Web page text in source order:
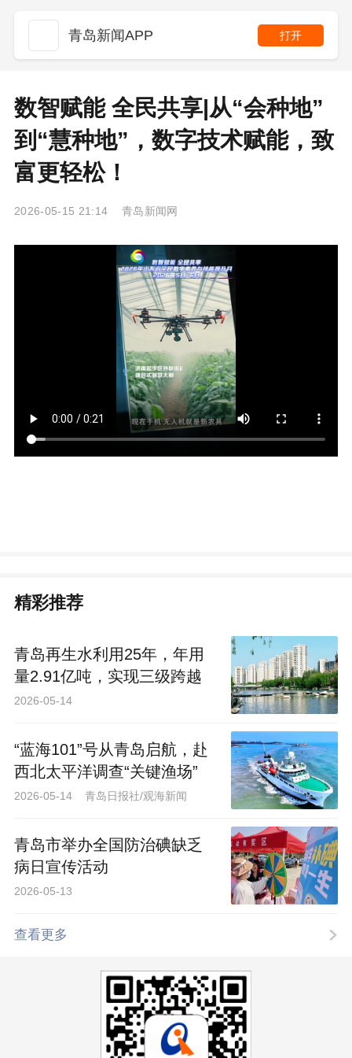
青岛新闻APP 打开
数智赋能 全民共享|从“会种地”
到“慧种地”，数字技术赋能，致
富更轻松！
2026-05-15 21:14 青岛新闻网
精彩推荐
青岛再生水利用25年，年用
量2.91亿吨，实现三级跨越
2026-05-14
“蓝海101”号从青岛启航，赴
西北太平洋调查“关键渔场”
2026-05-14 青岛日报社/观海新闻
青岛市举办全国防治碘缺乏
病日宣传活动
2026-05-13
查看更多